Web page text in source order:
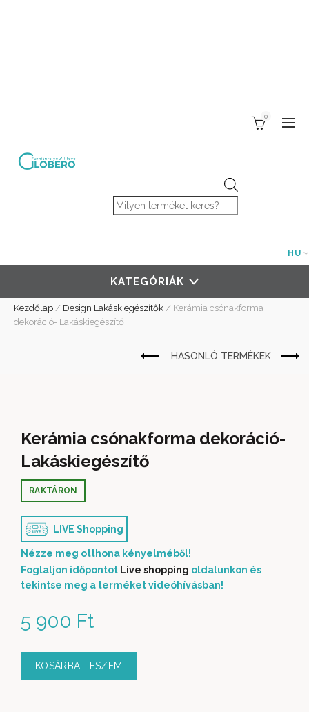
Products search
0
HU
KATEGÓRIÁK
Kezdőlap / Design Lakáskiegészítők / Kerámia csónakforma
dekoráció- Lakáskiegészítő
Kerámia csónakforma dekoráció-
Lakáskiegészítő
5 900 Ft
RAKTÁRON
LIVE Shopping
Nézze meg otthona kényelméből!
Foglaljon időpontot Live shopping oldalunkon és
tekintse meg a terméket videóhívásban!
KOSÁRBA TESZEM